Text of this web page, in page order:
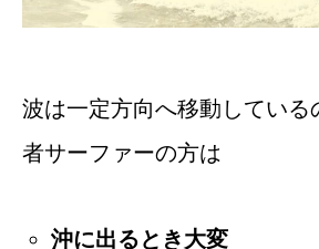
波は一定方向へ移動している
者サーファーの方は
沖に出るとき大変